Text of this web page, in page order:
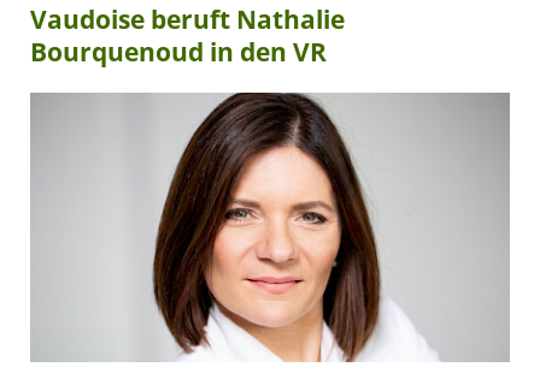
Vaudoise beruft Nathalie
Bourquenoud in den VR